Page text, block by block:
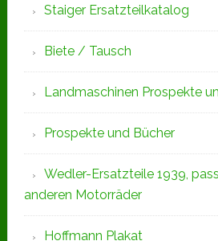
Staiger Ersatzteilkatalog
Biete / Tausch
Landmaschinen Prospekte
Prospekte und Bücher
Wedler-Ersatzteile 1939,
anderen Motorräder
Hoffmann Plakat